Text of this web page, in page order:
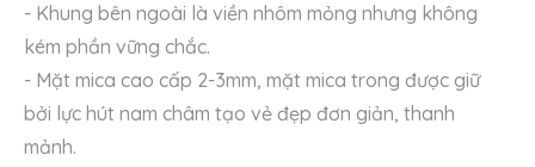
- Khung bên ngoài là viền nhôm mỏng nhưng không
kém phần vững chắc.
- Mặt mica cao cấp 2-3mm, mặt mica trong được giữ
bởi lực hút nam châm tạo vẻ đẹp đơn giản, thanh
mảnh.